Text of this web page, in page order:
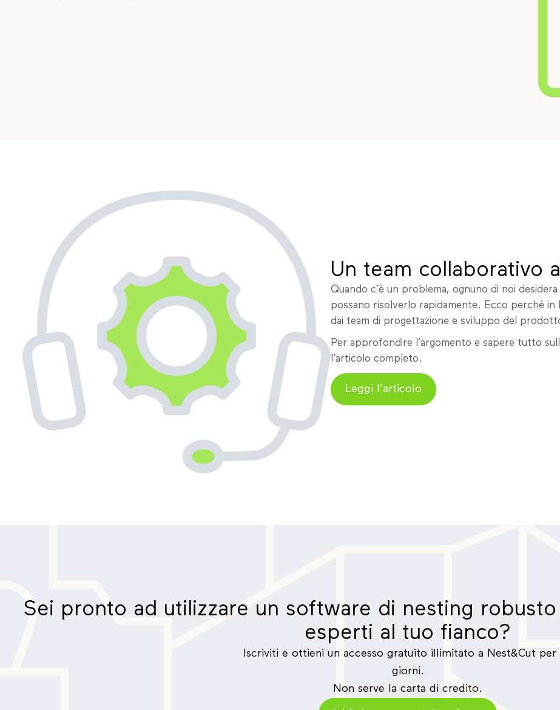
Un team collaborativo
Quando c’è un problema, ognuno di noi
possano risolverlo rapidamente. Ecco perché in
dai team di progettazione e sviluppo del
Per approfondire l’argomento e sapere tutto
l’articolo completo.
Leggi l’articolo
Sei pronto ad utilizzare un software di nesting
esperti al tuo fianco?
Iscriviti e ottieni un accesso gratuito illimitato a Nest&Cut per
giorni.
Non serve la carta di credito.